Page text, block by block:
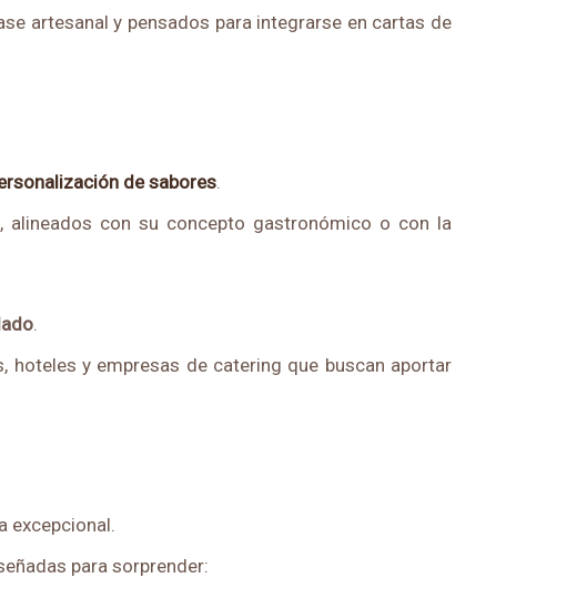
artesanal y pensados para integrarse en cartas de
de sabores.
alineados con su concepto gastronómico o con la
.
hoteles y empresas de catering que buscan aportar
excepcional.
para sorprender: